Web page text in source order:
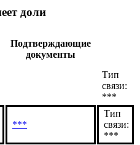
доли
Подтверждающие
документы
Тип
связи:
***
***
Тип
связи:
***